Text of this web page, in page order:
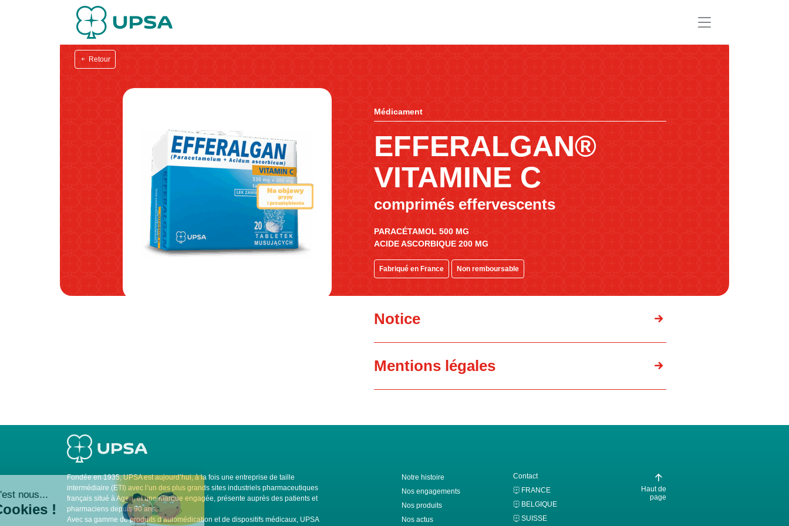
Retour
Médicament
EFFERALGAN®
VITAMINE C
comprimés effervescents
PARACÉTAMOL 500 MG
ACIDE ASCORBIQUE 200 MG
Fabriqué en France Non remboursable
Notice
Mentions légales
Fondée en 1935, UPSA est aujourd’hui, à la fois une entreprise de taille
intermédiaire (ETI) avec l’un des plus grands sites industriels pharmaceutiques
français situé à Agen, et une marque engagée, présente auprès des patients et
pharmaciens depuis 90 ans.
Avec sa gamme de produits d’automédication et de dispositifs médicaux, UPSA
Notre histoire
Nos engagements
Nos produits
Nos actus
Contact
FRANCE
BELGIQUE
SUISSE
Haut de
page